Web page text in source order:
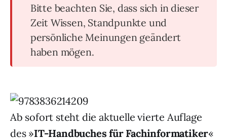
Bitte beachten Sie, dass sich in dieser
Zeit Wissen, Standpunkte und
persönliche Meinungen geändert
haben mögen.
Ab sofort steht die aktuelle vierte Auflage
des »IT-Handbuches für Fachinformatiker«